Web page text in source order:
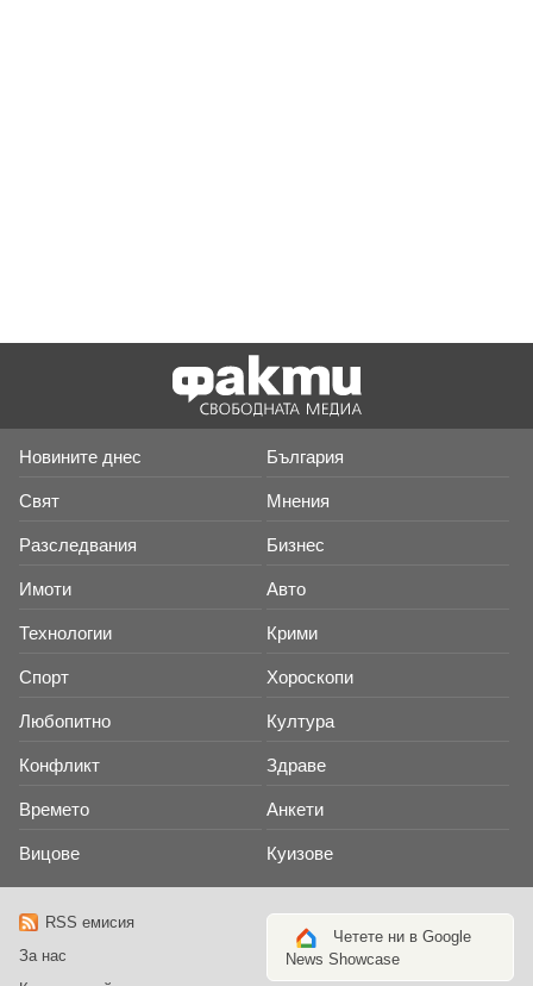
Новините днес България
Свят Мнения
Разследвания Бизнес
Имоти Авто
Технологии Крими
Спорт Хороскопи
Любопитно Култура
Конфликт Здраве
Времето Анкети
Вицове Куизове
RSS емисия
За нас
Четете ни в Google
News Showcase